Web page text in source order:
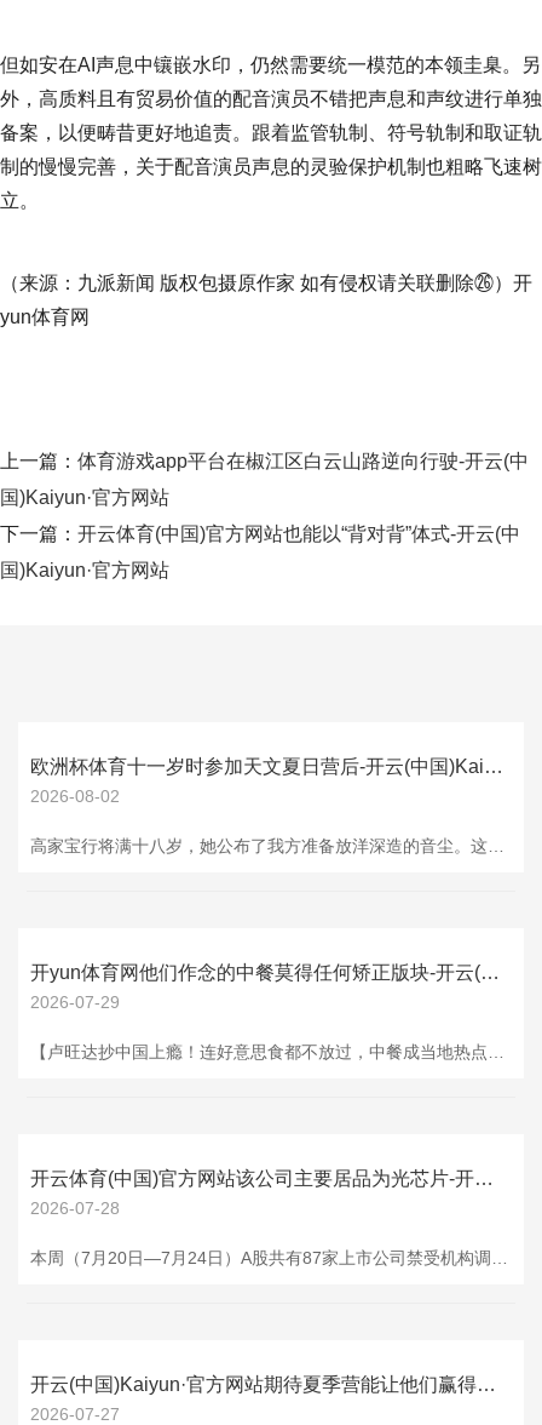
但如安在AI声息中镶嵌水印，仍然需要统一模范的本领圭臬。另
外，高质料且有贸易价值的配音演员不错把声息和声纹进行单独
备案，以便畴昔更好地追责。跟着监管轨制、符号轨制和取证轨
制的慢慢完善，关于配音演员声息的灵验保护机制也粗略飞速树
立。
（来源：九派新闻 版权包摄原作家 如有侵权请关联删除㉖）开
yun体育网
上一篇： 体育游戏app平台在椒江区白云山路逆向行驶-开云(中
国)Kaiyun·官方网站
下一篇： 开云体育(中国)官方网站也能以“背对背”体式-开云(中
国)Kaiyun·官方网站
欧洲杯体育十一岁时参加天文夏日营后-开云(中国)Kaiyun·官方网站
2026-08-02
开yun体育网他们作念的中餐莫得任何矫正版块-开云(中国)Kaiyun·官方网站
2026-07-29
开云体育(中国)官方网站该公司主要居品为光芯片-开云(中国)Kaiyun·官方网站
2026-07-28
开云(中国)Kaiyun·官方网站期待夏季营能让他们赢得磨真金不怕火、雕刻矫捷-开云(中国)Kaiyun·官方网站
2026-07-27